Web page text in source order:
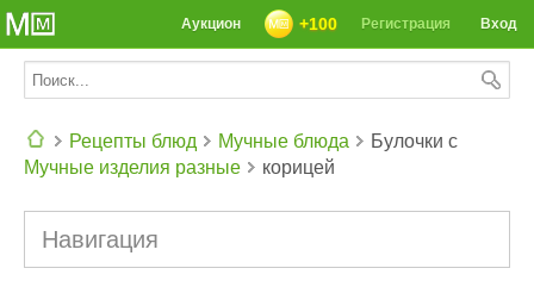
Вход
Регистрация
+100
Аукцион
Рецепты блюд
Мучные блюда
Мучные изделия разные
Булочки с
корицей
Навигация